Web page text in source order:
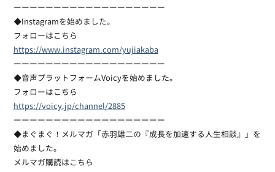
ーーーーーーーーーーーーーーーーーーー
◆Instagramを始めました。
フォローはこちら
https://www.instagram.com/yujiakaba
ーーーーーーーーーーーーーーーーーーー
◆音声プラットフォームVoicyを始めました。
フォローはこちら
https://voicy.jp/channel/2885
ーーーーーーーーーーーーーーーーーーー
◆まぐまぐ！メルマガ「赤羽雄二の『成長を加速する人生相談』」を
始めました。
メルマガ購読はこちら